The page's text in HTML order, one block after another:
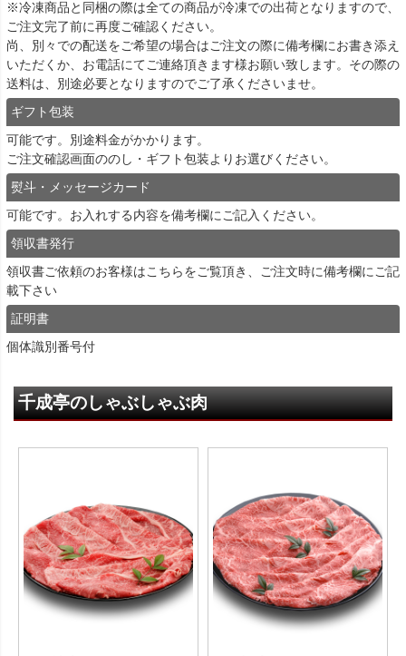
※冷凍商品と同梱の際は全ての商品が冷凍での出荷となりますので、
ご注文完了前に再度ご確認ください。
尚、別々での配送をご希望の場合はご注文の際に備考欄にお書き添え
いただくか、お電話にてご連絡頂きます様お願い致します。その際の
送料は、別途必要となりますのでご了承くださいませ。
ギフト包装
可能です。別途料金がかかります。
ご注文確認画面ののし・ギフト包装よりお選びください。
熨斗・メッセージカード
可能です。お入れする内容を備考欄にご記入ください。
領収書発行
領収書ご依頼のお客様はこちらをご覧頂き、ご注文時に備考欄にご記
載下さい
証明書
個体識別番号付